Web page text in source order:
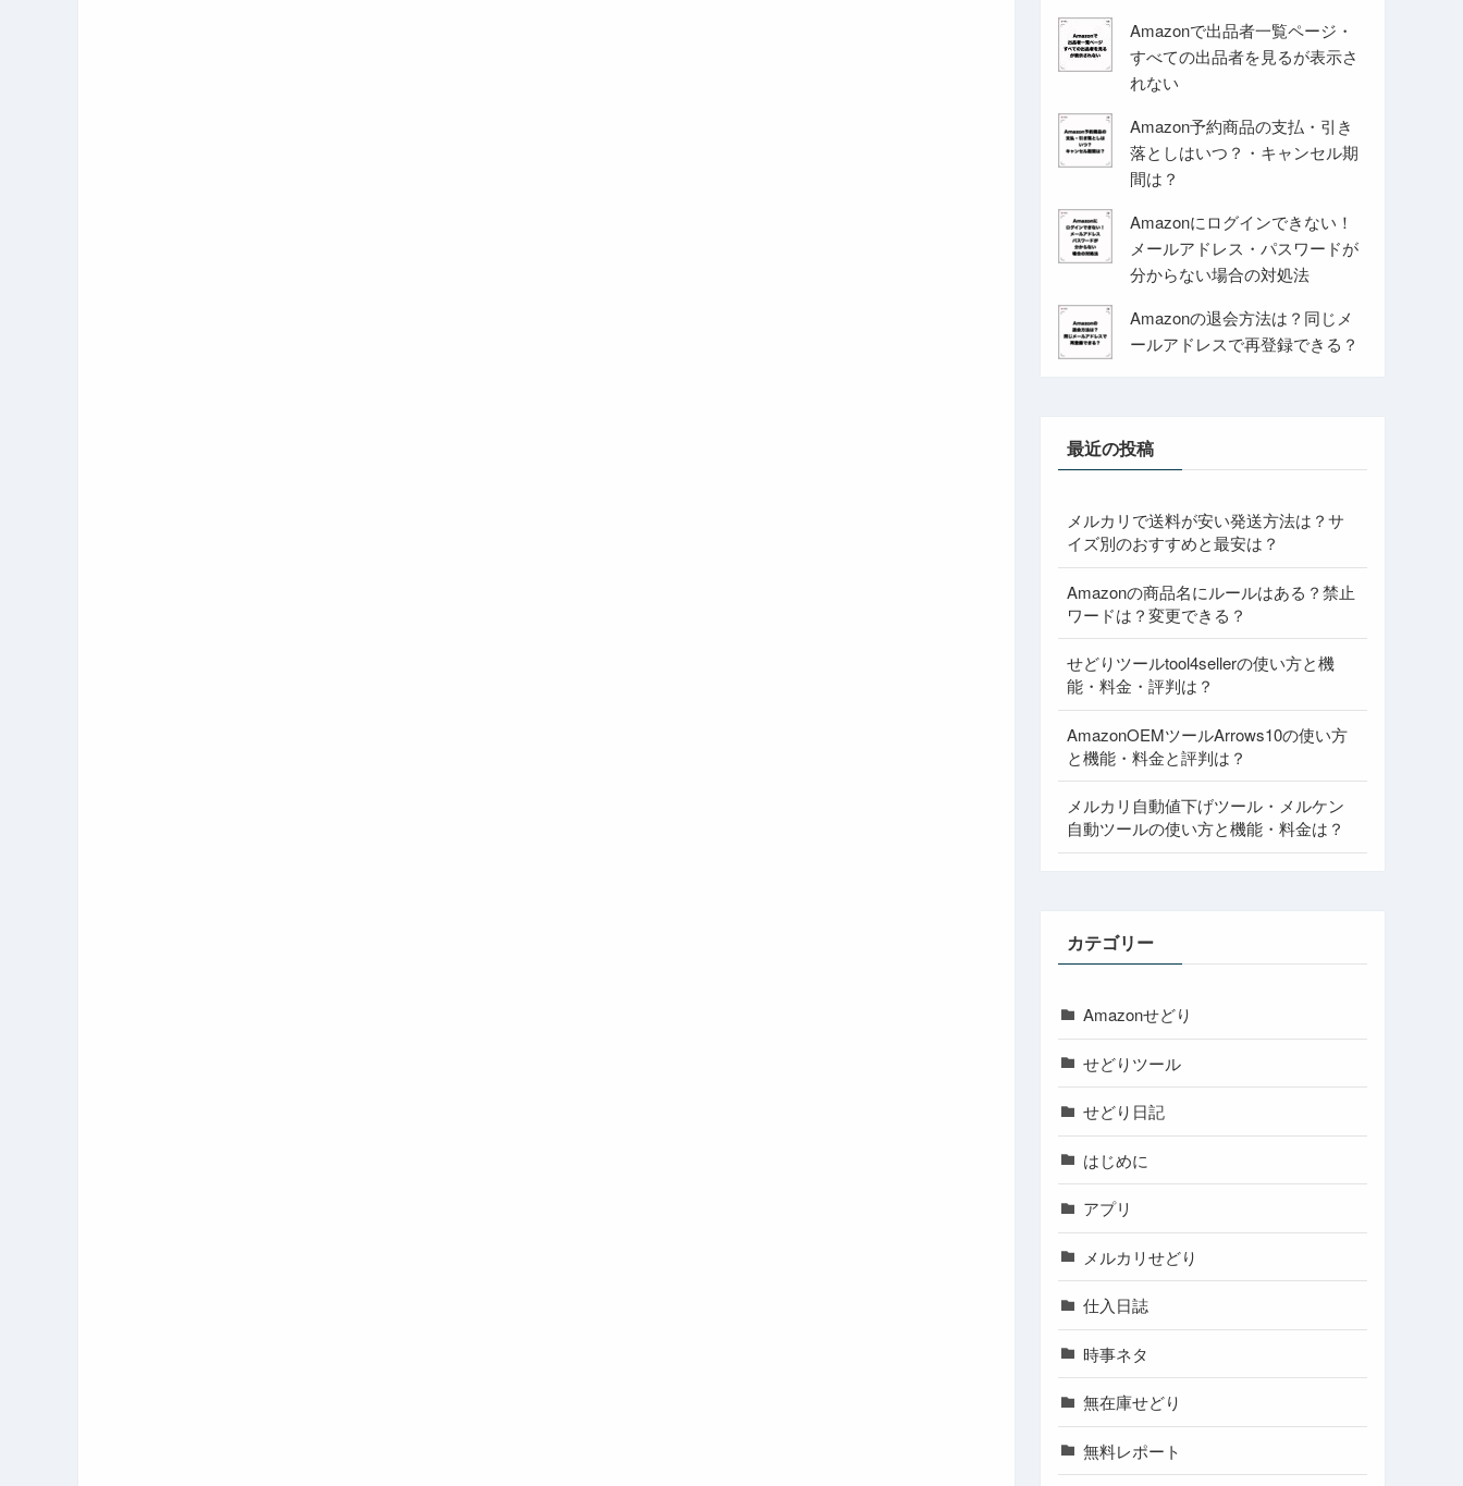
Amazonで出品者一覧ページ・
すべての出品者を見るが表示さ
れない
Amazon予約商品の支払・引き
落としはいつ？・キャンセル期
間は？
Amazonにログインできない！
メールアドレス・パスワードが
分からない場合の対処法
Amazonの退会方法は？同じメ
ールアドレスで再登録できる？
最近の投稿
メルカリで送料が安い発送方法は？サ
イズ別のおすすめと最安は？
Amazonの商品名にルールはある？禁止
ワードは？変更できる？
せどりツールtool4sellerの使い方と機
能・料金・評判は？
AmazonOEMツールArrows10の使い方
と機能・料金と評判は？
メルカリ自動値下げツール・メルケン
自動ツールの使い方と機能・料金は？
カテゴリー
Amazonせどり
せどりツール
せどり日記
はじめに
アプリ
メルカリせどり
仕入日誌
時事ネタ
無在庫せどり
無料レポート